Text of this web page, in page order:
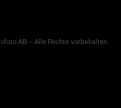
AB – Alle Rechte vorbehalten.